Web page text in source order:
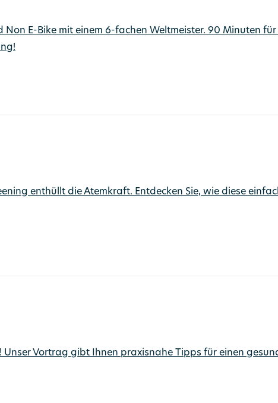
E-Bike mit einem 6-fachen Weltmeister. 90 Minuten
enthüllt die Atemkraft. Entdecken Sie, wie diese
Unser Vortrag gibt Ihnen praxisnahe Tipps für einen